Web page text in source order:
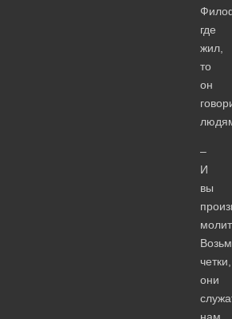
где
жил,
то
он
–
И
вы
четки,
они
нам